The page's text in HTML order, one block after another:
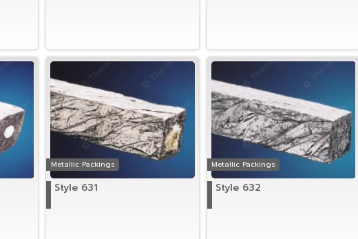
Metallic Packings
Style 631
Metallic Packings
Style 632